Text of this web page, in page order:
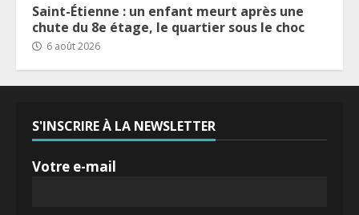
Saint-Étienne : un enfant meurt après une
chute du 8e étage, le quartier sous le choc
6 août 2026
S'INSCRIRE À LA NEWSLETTER
Votre e-mail